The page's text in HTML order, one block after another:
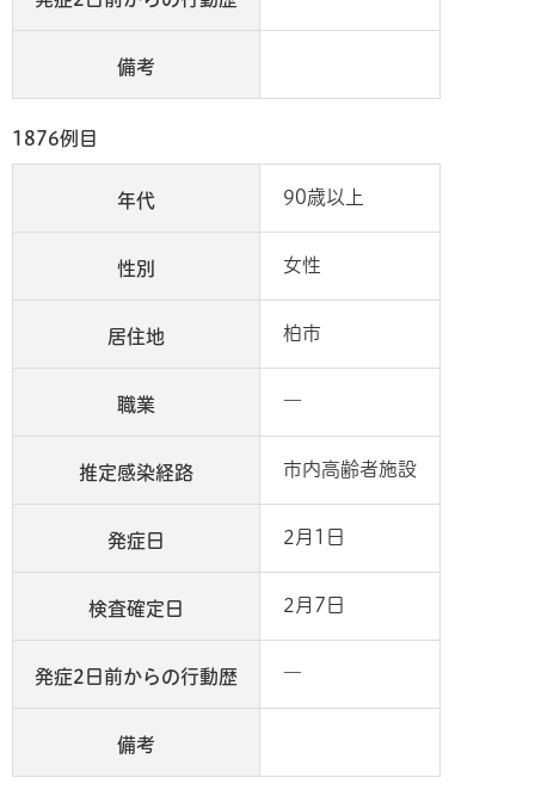
備考
1876例目
年代 90歳以上
性別 女性
居住地 柏市
職業 ―
推定感染経路 市内高齢者施設
発症日 2月1日
検査確定日 2月7日
発症2日前からの行動歴 ―
備考